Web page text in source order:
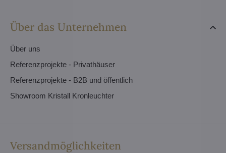
Über das Unternehmen
Über uns
Referenzprojekte - Privathäuser
Referenzprojekte - B2B und öffentlich
Showroom Kristall Kronleuchter
Versandmöglichkeiten